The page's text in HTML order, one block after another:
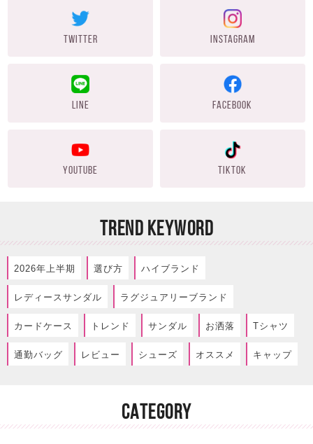
TWITTER INSTAGRAM
LINE FACEBOOK
YOUTUBE TIKTOK
TREND KEYWORD
2026年上半期 選び方 ハイブランド
レディースサンダル ラグジュアリーブランド
カードケース トレンド サンダル お洒落 Tシャツ
通勤バッグ レビュー シューズ オススメ キャップ
CATEGORY